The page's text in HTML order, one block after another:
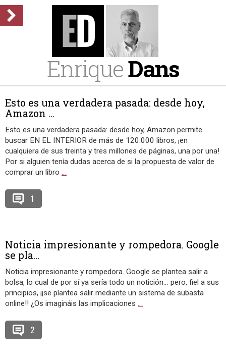
EnriqueDans
Esto es una verdadera pasada: desde hoy,
Amazon ...
Esto es una verdadera pasada: desde hoy, Amazon permite
buscar EN EL INTERIOR de más de 120.000 libros, ¡en
cualquiera de sus treinta y tres millones de páginas, una por una!
Por si alguien tenía dudas acerca de si la propuesta de valor de
comprar un libro …
1
Noticia impresionante y rompedora. Google
se pla...
Noticia impresionante y rompedora. Google se plantea salir a
bolsa, lo cual de por sí ya sería todo un notición… pero, fiel a sus
principios, ¡¡se plantea salir mediante un sistema de subasta
online!! ¿Os imagináis las implicaciones …
2